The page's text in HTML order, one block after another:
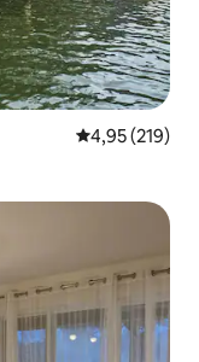
Средна
4,95 (219)